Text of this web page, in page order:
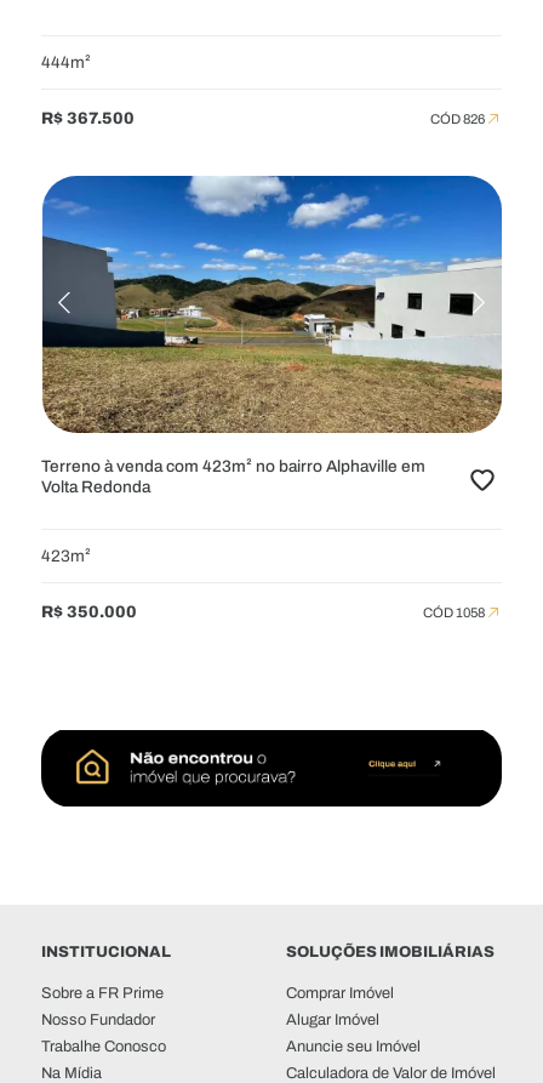
444m²
R$ 367.500 CÓD 826
Terreno à venda com 423m² no bairro Alphaville em
Volta Redonda
423m²
R$ 350.000 CÓD 1058
INSTITUCIONAL
Sobre a FR Prime
Nosso Fundador
Trabalhe Conosco
Na Mídia
SOLUÇÕES IMOBILIÁRIAS
Comprar Imóvel
Alugar Imóvel
Anuncie seu Imóvel
Calculadora de Valor de Imóvel